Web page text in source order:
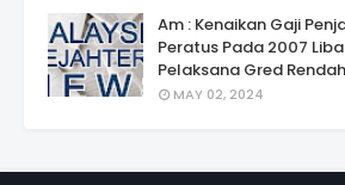
Am : Kenaikan Gaji
Peratus Pada 2007
Pelaksana Gred
MAY 02, 2024